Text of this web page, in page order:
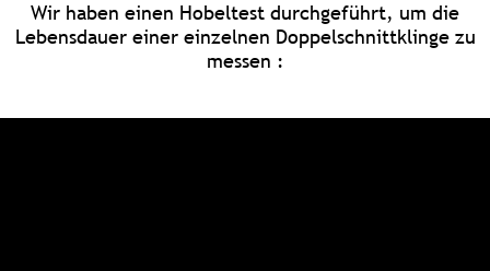
Wir haben einen Hobeltest durchgeführt, um die
Lebensdauer einer einzelnen Doppelschnittklinge zu
messen :